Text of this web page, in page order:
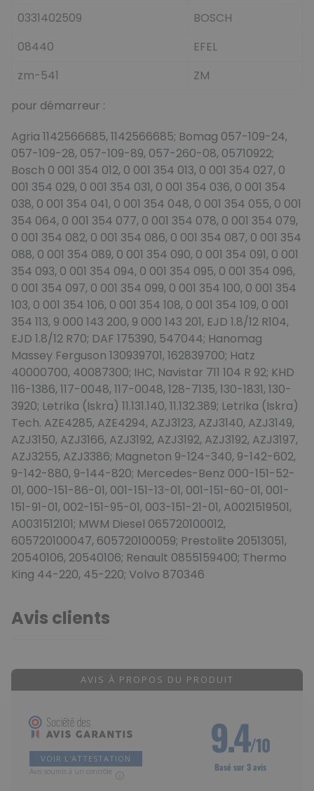
0331402509
BOSCH
08440
EFEL
zm-541
ZM
pour démarreur :
Agria 1142566685, 1142566685; Bomag 057-109-24,
057-109-28, 057-109-89, 057-260-08, 05710922;
Bosch 0 001 354 012, 0 001 354 013, 0 001 354 027, 0
001 354 029, 0 001 354 031, 0 001 354 036, 0 001 354
038, 0 001 354 041, 0 001 354 048, 0 001 354 055, 0 001
354 064, 0 001 354 077, 0 001 354 078, 0 001 354 079,
0 001 354 082, 0 001 354 086, 0 001 354 087, 0 001 354
088, 0 001 354 089, 0 001 354 090, 0 001 354 091, 0 001
354 093, 0 001 354 094, 0 001 354 095, 0 001 354 096,
0 001 354 097, 0 001 354 099, 0 001 354 100, 0 001 354
103, 0 001 354 106, 0 001 354 108, 0 001 354 109, 0 001
354 113, 9 000 143 200, 9 000 143 201, EJD 1.8/12 R104,
EJD 1.8/12 R70; DAF 175390, 547044; Hanomag
Massey Ferguson 130939701, 162839700; Hatz
40000700, 40087300; IHC, Navistar 711 104 R 92; KHD
116-1386, 117-0048, 117-0048, 128-7135, 130-1831, 130-
3920; Letrika (Iskra) 11.131.140, 11.132.389; Letrika (Iskra)
Tech. AZE4285, AZE4294, AZJ3123, AZJ3140, AZJ3149,
AZJ3150, AZJ3166, AZJ3192, AZJ3192, AZJ3192, AZJ3197,
AZJ3255, AZJ3386; Magneton 9-124-340, 9-142-602,
9-142-880, 9-144-820; Mercedes-Benz 000-151-52-
01, 000-151-86-01, 001-151-13-01, 001-151-60-01, 001-
151-91-01, 002-151-95-01, 003-151-21-01, A0021519501,
A0031512101; MWM Diesel 065720100012,
605720100047, 605720100059; Prestolite 20513051,
20540106, 20540106; Renault 0855159400; Thermo
King 44-220, 45-220; Volvo 870346
Avis clients
AVIS À PROPOS DU PRODUIT
VOIR L'ATTESTATION
Avis soumis à un contrôle
9.4/10
Basé sur 3 avis